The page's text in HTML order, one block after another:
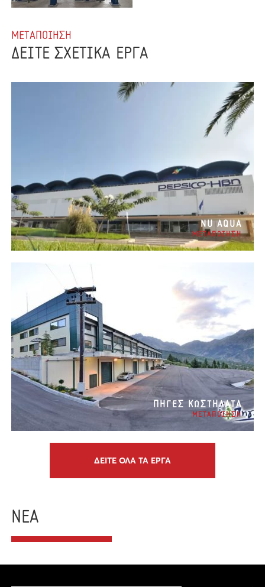
ΜΕΤΑΠΟΙΗΣΗ
ΔΕΙΤΕ ΣΧΕΤΙΚΑ ΕΡΓΑ
NU AQUA
ΜΕΤΑΠΟΙΗΣΗ
ΠΗΓΕΣ ΚΩΣΤΗΛΑΤΑ
ΜΕΤΑΠΟΙΗΣΗ
ΔΕΙΤΕ ΟΛΑ ΤΑ ΕΡΓΑ
ΝΕΑ